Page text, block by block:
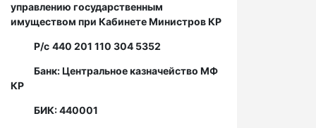
управлению государственным
имуществом при Кабинете Министров КР
Р/с 440 201 110 304 5352
Банк: Центральное казначейство МФ
КР
БИК: 440001